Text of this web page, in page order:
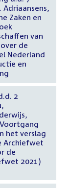
Adriaansens,
Zaken en
van
de
Nederland
en
2
het verslag
Archiefwet
de
2021)